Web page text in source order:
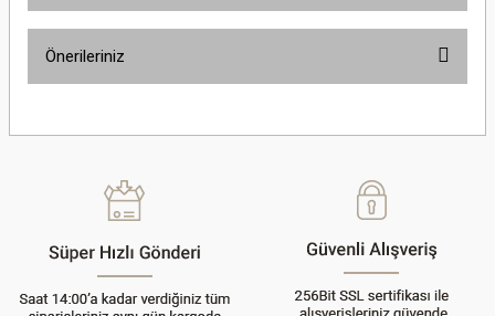
Önerileriniz
Ürün açıklamasında eksik bilgiler bulunuyor.
Ürün bilgilerinde hatalar bulunuyor.